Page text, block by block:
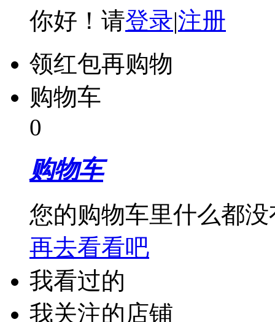
你好！请登录|注册
领红包再购物
购物车
0
购物车
您的购物车里什么都没
再去看看吧
我看过的
我关注的店铺